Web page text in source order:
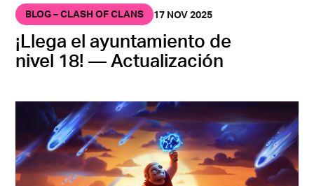
BLOG – CLASH OF CLANS 17 NOV 2025
¡Llega el ayuntamiento de
nivel 18! — Actualización